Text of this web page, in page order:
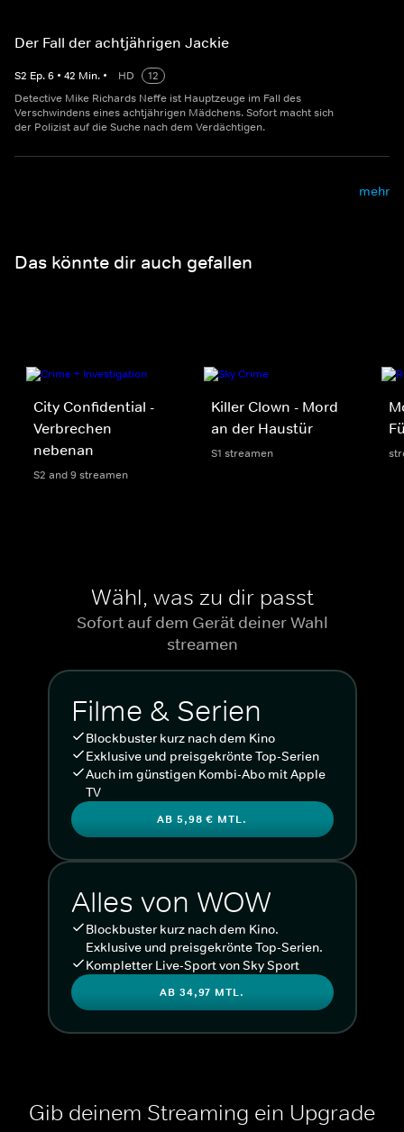
Der Fall der achtjährigen Jackie
S2 Ep.6 • 42 Min. • HD
12
Detective Mike Richards Neffe ist Hauptzeuge im Fall des
Verschwindens eines achtjährigen Mädchens. Sofort macht sich
der Polizist auf die Suche nach dem Verdächtigen.
mehr
Das könnte dir auch gefallen
City Confidential -
Verbrechen
nebenan
S2 and 9 streamen
Killer Clown - Mord
an der Haustür
S1 streamen
Wähl, was zu dir passt
Sofort auf dem Gerät deiner Wahl
streamen
Filme & Serien
Blockbuster kurz nach dem Kino
Exklusive und preisgekrönte Top-Serien
Auch im günstigen Kombi-Abo mit Apple
TV
AB 5,98 € MTL.
Alles von WOW
Blockbuster kurz nach dem Kino.
Exklusive und preisgekrönte Top-Serien.
Kompletter Live-Sport von Sky Sport
AB 34,97 MTL.
Gib deinem Streaming ein Upgrade